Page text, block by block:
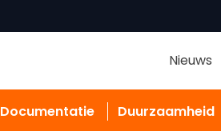
Nieuws
Documentatie Duurzaamheid